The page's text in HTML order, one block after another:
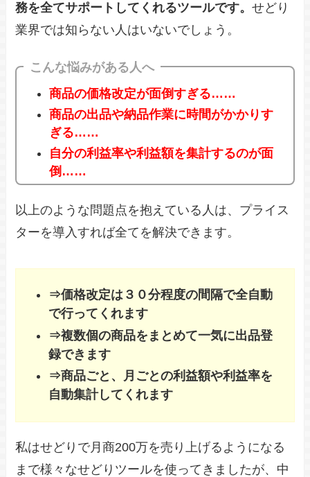
務を全てサポートしてくれるツールです。せどり
業界では知らない人はいないでしょう。
こんな悩みがある人へ
商品の価格改定が面倒すぎる……
商品の出品や納品作業に時間がかかりす
ぎる……
自分の利益率や利益額を集計するのが面
倒……
以上のような問題点を抱えている人は、プライス
ターを導入すれば全てを解決できます。
⇒価格改定は３０分程度の間隔で全自動
で行ってくれます
⇒複数個の商品をまとめて一気に出品登
録できます
⇒商品ごと、月ごとの利益額や利益率を
自動集計してくれます
私はせどりで月商200万を売り上げるようになる
まで様々なせどりツールを使ってきましたが、中